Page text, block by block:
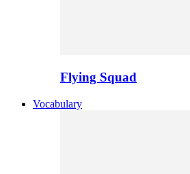
Flying Squad
Vocabulary